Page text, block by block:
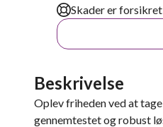
Skader er
Beskrivelse
Oplev friheden ved at
gennemtestet og robust